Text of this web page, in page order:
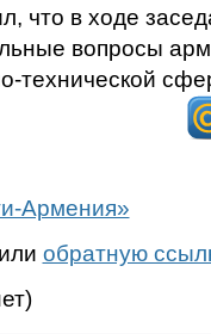
что в ходе
вопросы
технической
Армения»
или обратную